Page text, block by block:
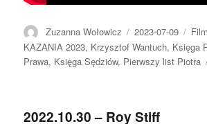
Autor
Zuzanna Wołowicz
Data
publikacji
2023-07-09 Film
KAZANIA 2023, Krzysztof Wantuch, Księga
Prawa, Księga Sędziów, Pierwszy list Piotra
2022.10.30 – Roy Stiff